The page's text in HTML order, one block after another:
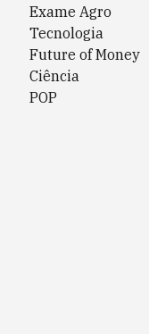
Exame Agro
Tecnologia
Future of Money
Ciência
POP